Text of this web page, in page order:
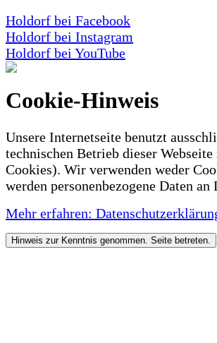
Holdorf bei Facebook
Holdorf bei Instagram
Holdorf bei YouTube
Cookie-Hinweis
Unsere Internetseite benutzt
technischen Betrieb dieser
Cookies). Wir verwenden weder
werden personenbezogene Daten
Mehr erfahren:
Hinweis zur Kenntnis genommen. Seite betreten.